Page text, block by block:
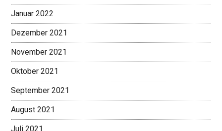
Januar 2022
Dezember 2021
November 2021
Oktober 2021
September 2021
August 2021
Juli 2021